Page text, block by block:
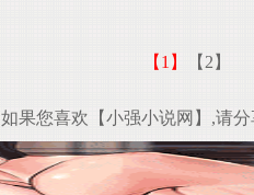
【1】 【2】
如果您喜欢【小强小说网】,请